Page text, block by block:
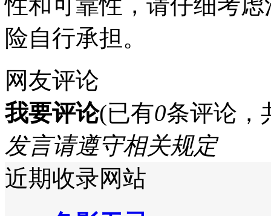
险自行承担。
网友评论
我要评论(已有0条评论，
发言请遵守相关规定
近期收录网站